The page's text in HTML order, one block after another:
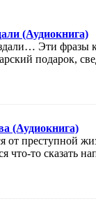
(Аудиокнига)
Эти фразы
подарок,
(Аудиокнига)
от преступной
то сказать